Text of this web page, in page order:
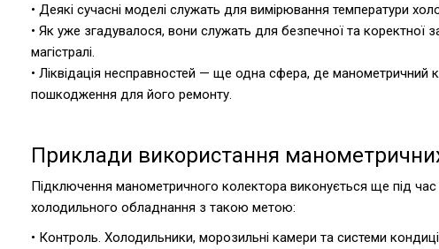
• Деякі сучасні моделі служать для вимірювання температури
• Як уже згадувалося, вони служать для безпечної та
магістралі.
• Ліквідація несправностей — ще одна сфера, де манометричний
пошкодження для його ремонту.
Приклади використання
Підключення манометричного колектора виконується ще під
холодильного обладнання з такою метою:
• Контроль. Холодильники, морозильні камери та системи